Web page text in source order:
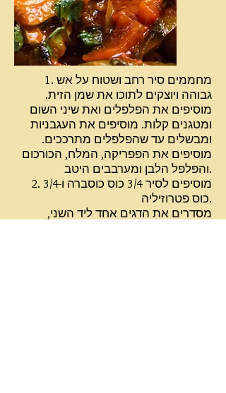
1. מחממים סיר רחב ושטוח על אש
גבוהה ויוצקים לתוכו את שמן הזית.
מוסיפים את הפלפלים ואת שיני השום
ומטגנים קלות. מוסיפים את העגבניות
ומבשלים עד שהפלפלים מתרככים.
מוסיפים את הפפריקה, המלח, הכורכום
והפלפל הלבן ומערבבים היטב.
2. מוסיפים לסיר 3/4 כוס כוסברה ו-3/4
כוס פטרוזיליה.
מסדרים את הדגים אחד ליד השני,